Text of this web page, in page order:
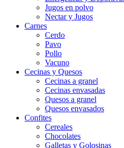
Jugos en polvo
Nectar y Jugos
Carnes
Cerdo
Pavo
Pollo
Vacuno
Cecinas y Quesos
Cecinas a granel
Cecinas envasadas
Quesos a granel
Quesos envasados
Confites
Cereales
Chocolates
Galletas y Golosinas